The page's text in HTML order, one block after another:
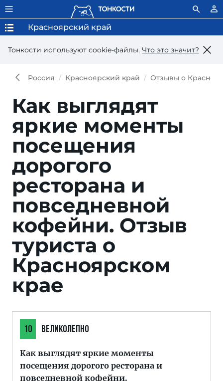
Тонкости используют сookie-файлы. Что это значит?
Красноярский край
Россия Красноярский край Отзывы о
Как выглядят
яркие моменты
посещения
дорогого
ресторана и
повседневной
кофейни. Отзыв
туриста о
Красноярском
крае
10 ВЕЛИКОЛЕПНО
Как выглядят яркие моменты
посещения дорогого ресторана и
повседневной кофейни.